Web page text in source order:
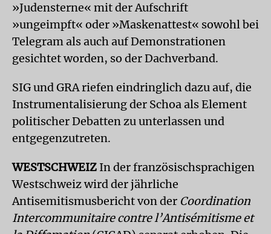
»Judensterne« mit der Aufschrift
»ungeimpft« oder »Maskenattest« sowohl bei
Telegram als auch auf Demonstrationen
gesichtet worden, so der Dachverband.
SIG und GRA riefen eindringlich dazu auf, die
Instrumentalisierung der Schoa als Element
politischer Debatten zu unterlassen und
entgegenzutreten.
WESTSCHWEIZ In der französischsprachigen
Westschweiz wird der jährliche
Antisemitismusbericht von der Coordination
Intercommunitaire contre l’Antisémitisme et